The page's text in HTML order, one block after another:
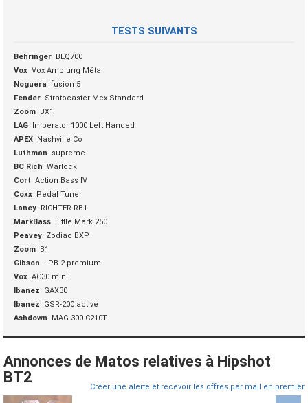
TESTS SUIVANTS
Behringer BEQ700
Vox Vox Amplung Métal
Noguera fusion 5
Fender Stratocaster Mex Standard
Zoom BX1
LAG Imperator 1000 Left Handed
APEX Nashville Co
Luthman
supreme
BC Rich Warlock
Cort Action Bass IV
Coxx Pedal Tuner
Laney RICHTER RB1
MarkBass Little Mark 250
Peavey Zodiac BXP
Zoom B1
Gibson
LPB-2 premium
Vox AC30 mini
Ibanez
GAX30
Ibanez
GSR-200 active
Ashdown
MAG 300-C210T
Annonces de Matos relatives à Hipshot
BT2
Créer une alerte et recevoir les offres par mail en premier